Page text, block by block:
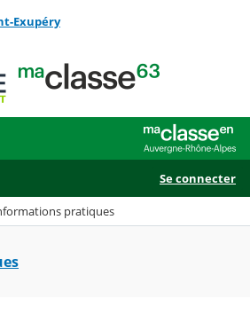
Exupéry
Se connecter
pratiques